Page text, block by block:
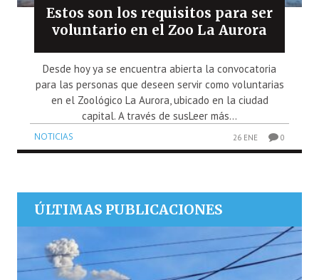
Estos son los requisitos para ser
voluntario en el Zoo La Aurora
Desde hoy ya se encuentra abierta la convocatoria
para las personas que deseen servir como voluntarias
en el Zoológico La Aurora, ubicado en la ciudad
capital. A través de susLeer más...
NOTICIAS 26 ENE 0
ÚLTIMAS PUBLICACIONES